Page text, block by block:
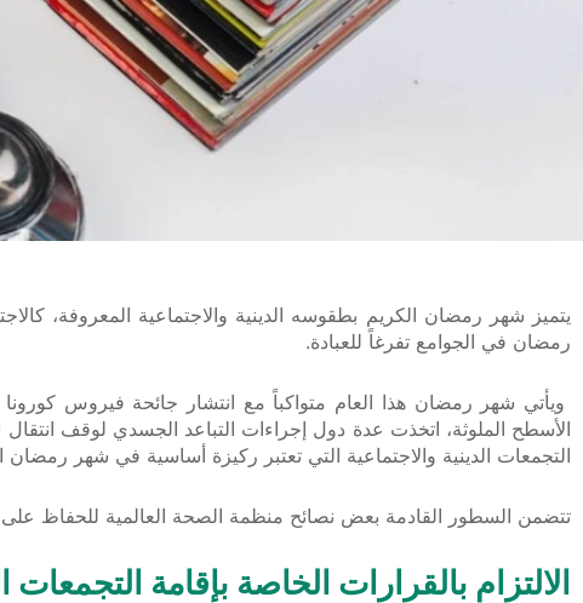
يتميز شهر رمضان الكريم بطقوسه الدينية والاجتماعية المعروفة،
رمضان في الجوامع تفرغاً للعبادة.
ويأتي شهر رمضان هذا العام متواكباً مع انتشار جائحة فيروس
الأسطح الملوثة، اتخذت عدة دول إجراءات التباعد الجسدي لوقف
التجمعات الدينية والاجتماعية التي تعتبر ركيزة أساسية في شهر رمضان
تتضمن السطور القادمة بعض نصائح منظمة الصحة العالمية للحفاظ على
الالتزام بالقرارات الخاصة بإقامة التجمعات